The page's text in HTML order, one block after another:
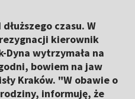
czasu. W
kierownik
Dyna wytrzymała na
bowiem na jaw
Kraków. "W obawie o
informuję, że